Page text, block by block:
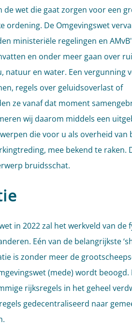
wet die gaat zorgen voor een
ordening. De Omgevingswet
ministeriële regelingen en
en onder meer gaan over
en water. Een vergunning
regels over geluidsoverlast of
ze vanaf dat moment
wij daarom middels een
die voor u als overheid van
mee bekend te raken.
bruidsschat.
in 2022 zal het werkveld van de
Eén van de belangrijkste
is zonder meer de
(mede) wordt beoogd.
rijksregels in het geheel
gedecentraliseerd naar